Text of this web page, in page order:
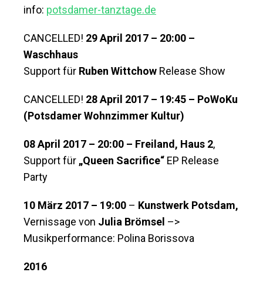
info: potsdamer-tanztage.de
CANCELLED! 29 April 2017 – 20:00 –
Waschhaus
Support für Ruben Wittchow Release Show
CANCELLED! 28 April 2017 – 19:45 – PoWoKu
(Potsdamer Wohnzimmer Kultur)
08 April 2017 – 20:00 – Freiland, Haus 2,
Support für „Queen Sacrifice“ EP Release
Party
10 März 2017 – 19:00 – Kunstwerk Potsdam,
Vernissage von Julia Brömsel –>
Musikperformance: Polina Borissova
2016